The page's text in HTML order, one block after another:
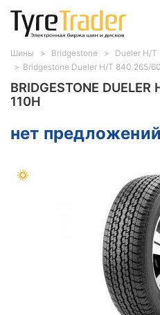
BRIDGESTONE
110H
нет предложений
Шины Bridgestone
Dueler H/T
Bridgestone Dueler H/T 840 265/